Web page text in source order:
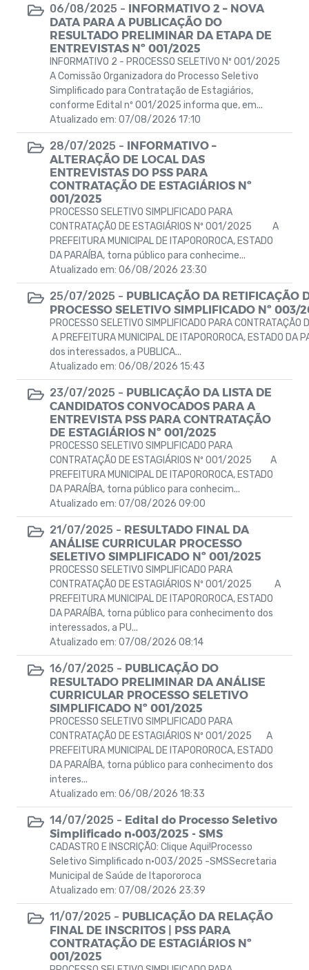
DECRETOS
Emendas Parlamentares
06/08/2025 - INFORMATIVO 2 – NOVA
DATA PARA A PUBLICAÇÃO DO
RESULTADO PRELIMINAR DA ETAPA DE
ENTREVISTAS Nº 001/2025
INFORMATIVO 2 - PROCESSO SELETIVO Nº 001/2025
A Comissão Organizadora do Processo Seletivo
Simplificado para Contratação de Estagiários,
conforme Edital nº 001/2025 informa que, em...
Atualizado em: 07/08/2026 17:10
28/07/2025 - INFORMATIVO –
ALTERAÇÃO DE LOCAL DAS
ENTREVISTAS DO PSS PARA
CONTRATAÇÃO DE ESTAGIÁRIOS Nº
001/2025
PROCESSO SELETIVO SIMPLIFICADO PARA
CONTRATAÇÃO DE ESTAGIÁRIOS Nº 001/2025 A
PREFEITURA MUNICIPAL DE ITAPOROROCA, ESTADO
DA PARAÍBA, torna público para conhecime...
Atualizado em: 06/08/2026 23:30
25/07/2025 - PUBLICAÇÃO DA RETIFICAÇÃO
PROCESSO SELETIVO SIMPLIFICADO Nº 003/
PROCESSO SELETIVO SIMPLIFICADO PARA
A PREFEITURA MUNICIPAL DE ITAPOROROCA, ESTADO
dos interessados, a PUBLICA...
Atualizado em: 06/08/2026 15:43
23/07/2025 - PUBLICAÇÃO DA LISTA DE
CANDIDATOS CONVOCADOS PARA A
ENTREVISTA PSS PARA CONTRATAÇÃO
DE ESTAGIÁRIOS Nº 001/2025
PROCESSO SELETIVO SIMPLIFICADO PARA
CONTRATAÇÃO DE ESTAGIÁRIOS Nº 001/2025 A
PREFEITURA MUNICIPAL DE ITAPOROROCA, ESTADO
DA PARAÍBA, torna público para conhecim...
Atualizado em: 07/08/2026 09:00
21/07/2025 - RESULTADO FINAL DA
ANÁLISE CURRICULAR PROCESSO
SELETIVO SIMPLIFICADO Nº 001/2025
PROCESSO SELETIVO SIMPLIFICADO PARA
CONTRATAÇÃO DE ESTAGIÁRIOS Nº 001/2025 A
PREFEITURA MUNICIPAL DE ITAPOROROCA, ESTADO
DA PARAÍBA, torna público para conhecimento dos
interessados, a PU...
Atualizado em: 07/08/2026 08:14
16/07/2025 - PUBLICAÇÃO DO
RESULTADO PRELIMINAR DA ANÁLISE
CURRICULAR PROCESSO SELETIVO
SIMPLIFICADO Nº 001/2025
PROCESSO SELETIVO SIMPLIFICADO PARA
CONTRATAÇÃO DE ESTAGIÁRIOS Nº 001/2025 A
PREFEITURA MUNICIPAL DE ITAPOROROCA, ESTADO
DA PARAÍBA, torna público para conhecimento dos
interes...
Atualizado em: 06/08/2026 18:33
14/07/2025 - Edital do Processo Seletivo
Simplificado n•003/2025 - SMS
CADASTRO E INSCRIÇÃO: Clique Aqui!Processo
Seletivo Simplificado n•003/2025 -SMSSecretaria
Municipal de Saúde de Itapororoca
Atualizado em: 07/08/2026 23:39
11/07/2025 - PUBLICAÇÃO DA RELAÇÃO
FINAL DE INSCRITOS | PSS PARA
CONTRATAÇÃO DE ESTAGIÁRIOS Nº
001/2025